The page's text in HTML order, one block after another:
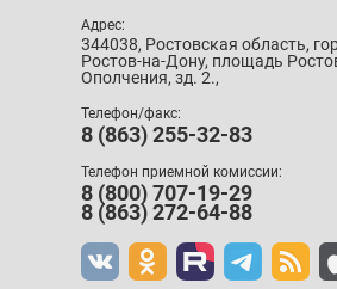
Адрес:
344038, Ростовская область,
Ростов-на-Дону, площадь
Ополчения, зд. 2.,
Телефон/факс:
8 (863) 255-32-83
Телефон приемной комиссии:
8 (800) 707-19-29
8 (863) 272-64-88